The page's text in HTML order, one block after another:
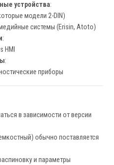
устройства:
модели 2-DIN)
системы (Erisin, Atoto)
:
HMI
:
приборы
в зависимости от версии
обычно поставляется
и параметры